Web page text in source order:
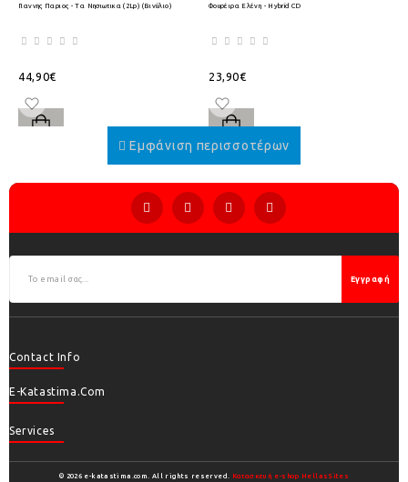
Γιαννης Παριος - Τα Νησιωτικα (2Lp) (Βινύλιο)
44,90€
Φουρέιρα Ελένη - Hybrid CD
23,90€
Εγγραφή
Contact Info
E-Katastima.com
Services
© 2026 e-katastima.com. All rights reserved. Κατασκευή e-shop HellasSites